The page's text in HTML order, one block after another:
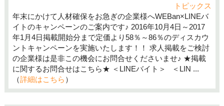
トピックス
年末にかけて人材確保をお急ぎの企業様へWEBan×LINEバ
イトのキャンペーンのご案内です♪ 2016年10月4日～2017
年1月4日掲載開始分まで定価より58％～86％のディスカウ
ントキャンペーンを実施いたします！！ 求人掲載をご検討
の企業様は是非この機会にお問合せくださいませ♪ ★掲載
に関するお問合せはこちら★ ＜LINEバイト＞ ＜LIN ...
（詳細はこちら ）